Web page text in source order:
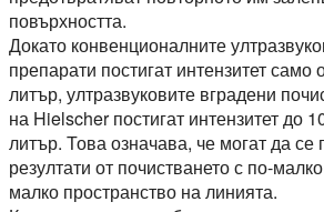
повърхността.
Докато конвенционалните
препарати постигат интензитет само
литър, ултразвуковите вградени
на Hielscher постигат интензитет до
литър. Това означава, че могат да се
резултати от почистването с по-
малко пространство на линията.